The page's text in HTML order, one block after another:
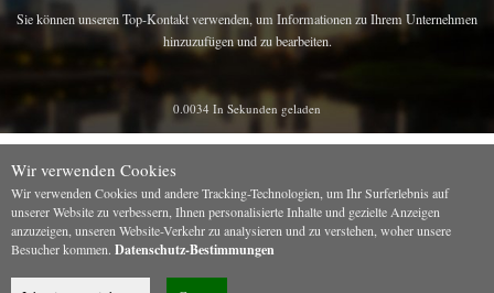
Sie können unseren Top-Kontakt verwenden, um Informationen zu Ihrem Unternehmen
hinzuzufügen und zu bearbeiten.
0.0034 In Sekunden geladen
Wir verwenden Cookies
Wir verwenden Cookies und andere Tracking-Technologien, um Ihr Surferlebnis auf
unserer Website zu verbessern, Ihnen personalisierte Inhalte und gezielte Anzeigen
anzuzeigen, unseren Website-Verkehr zu analysieren und zu verstehen, woher unsere
Besucher kommen. Datenschutz-Bestimmungen